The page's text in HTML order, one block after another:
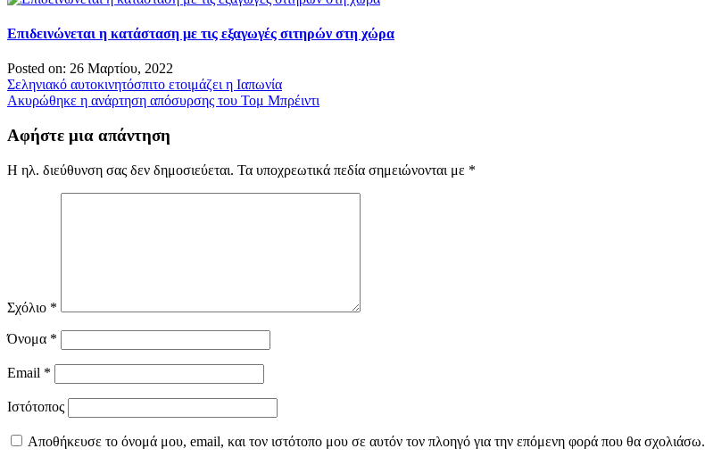
Επιδεινώνεται η κατάσταση με τις εξαγωγές σιτηρών στη χώρα
Posted on: 26 Μαρτίου, 2022
Πλοήγηση
άρθρων
Σεληνιακό αυτοκινητόσπιτο ετοιμάζει η Ιαπωνία
Ακυρώθηκε η ανάρτηση απόσυρσης του Τομ Μπρέιντι
Αφήστε μια απάντηση
Η ηλ. διεύθυνση σας δεν δημοσιεύεται. Τα υποχρεωτικά πεδία σημειώνονται με *
Σχόλιο *
Όνομα *
Email *
Ιστότοπος
Αποθήκευσε το όνομά μου, email, και τον ιστότοπο μου σε αυτόν τον πλοηγό για την επόμενη φορά που θα σχολιάσω.